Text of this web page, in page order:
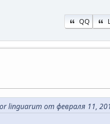
QQ
linguarum от февраля 11,